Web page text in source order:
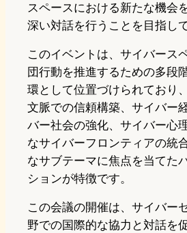
スペースにおける新たな機会
深い対話を行うことを目指し
このイベントは、サイバース
団行動を推進するための多段
環として位置づけられており
文脈での信頼構築、サイバー
バー社会の強化、サイバー心
なサイバーフロンティアの統
なサブテーマに焦点を当てた
ションが特徴です。
この会議の開催は、サイバー
野での国際的な協力と対話を